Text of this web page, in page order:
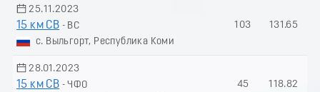
25.11.2023
15 км СВ - ВС
с. Выльгорт, Республика Коми
103 131.65
28.01.2023
15 км СВ - ЧФО
45 118.82